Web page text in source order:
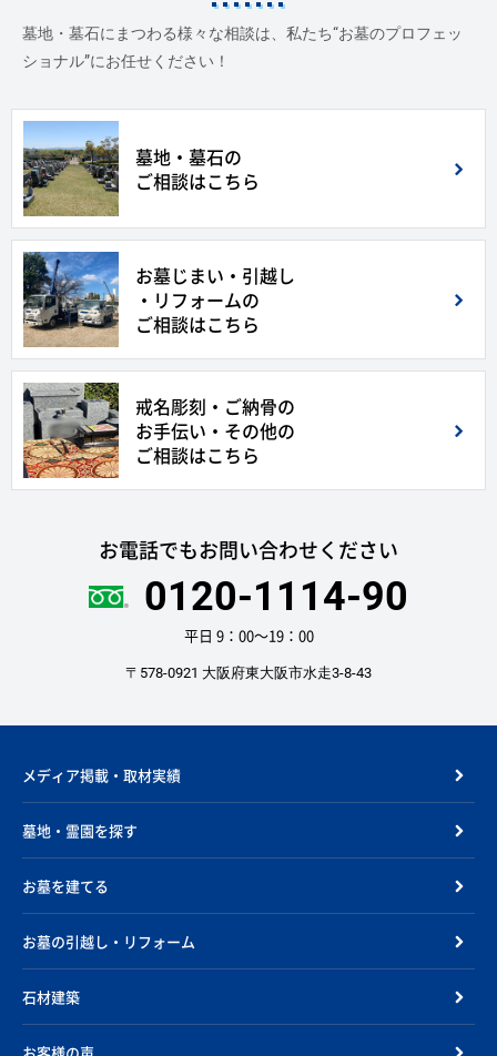
墓地・墓石にまつわる様々な相談は、私たち“お墓のプロフェッ
ショナル”にお任せください！
墓地・墓石の
ご相談はこちら
お墓じまい・引越し
・リフォームの
ご相談はこちら
戒名彫刻・ご納骨の
お手伝い・その他の
ご相談はこちら
お電話でもお問い合わせください
0120-1114-90
平日 9：00〜19：00
〒578-0921 大阪府東大阪市水走3-8-43
メディア掲載・取材実績
墓地・霊園を探す
お墓を建てる
お墓の引越し・リフォーム
石材建築